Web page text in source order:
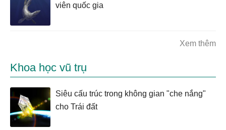
viên quốc gia
Xem thêm
Khoa học vũ trụ
Siêu cấu trúc trong không gian "che nắng"
cho Trái đất